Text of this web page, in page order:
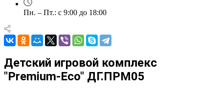
Пн. – Пт.: с 9:00 до 18:00
Детский игровой комплекс
"Premium-Eco" ДГ.ПРМ05